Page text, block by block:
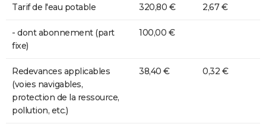
Tarif de l'eau potable 320,80 € 2,67 €
- dont abonnement (part
fixe)
100,00 €
Redevances applicables
(voies navigables,
protection de la ressource,
pollution, etc.)
38,40 € 0,32 €